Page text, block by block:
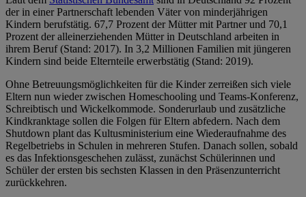
der in einer Partnerschaft lebenden Väter von minderjährigen
Kindern berufstätig. 67,7 Prozent der Mütter mit Partner und 70,1
Prozent der alleinerziehenden Mütter in Deutschland arbeiten in
ihrem Beruf (Stand: 2017). In 3,2 Millionen Familien mit jüngeren
Kindern sind beide Elternteile erwerbstätig (Stand: 2019).
Ohne Betreuungsmöglichkeiten für die Kinder zerreißen sich viele
Eltern nun wieder zwischen Homeschooling und Teams-Konferenz,
Schreibtisch und Wickelkommode. Sonderurlaub und zusätzliche
Kindkranktage sollen die Folgen für Eltern abfedern. Nach dem
Shutdown plant das Kultusministerium eine Wiederaufnahme des
Regelbetriebs in Schulen in mehreren Stufen. Danach sollen, sobald
es das Infektionsgeschehen zulässt, zunächst Schülerinnen und
Schüler der ersten bis sechsten Klassen in den Präsenzunterricht
zurückkehren.